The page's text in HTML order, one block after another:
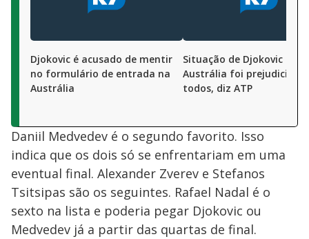
Djokovic é acusado de mentir
no formulário de entrada na
Austrália
Situação de Djokovic na
Austrália foi prejudicial
todos, diz ATP
Daniil Medvedev é o segundo favorito. Isso
indica que os dois só se enfrentariam em uma
eventual final. Alexander Zverev e Stefanos
Tsitsipas são os seguintes. Rafael Nadal é o
sexto na lista e poderia pegar Djokovic ou
Medvedev já a partir das quartas de final.